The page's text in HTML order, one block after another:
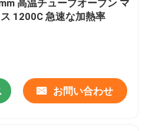
高温チューブオーブン マ
1200C 急速な加熱率
お問い合わせ